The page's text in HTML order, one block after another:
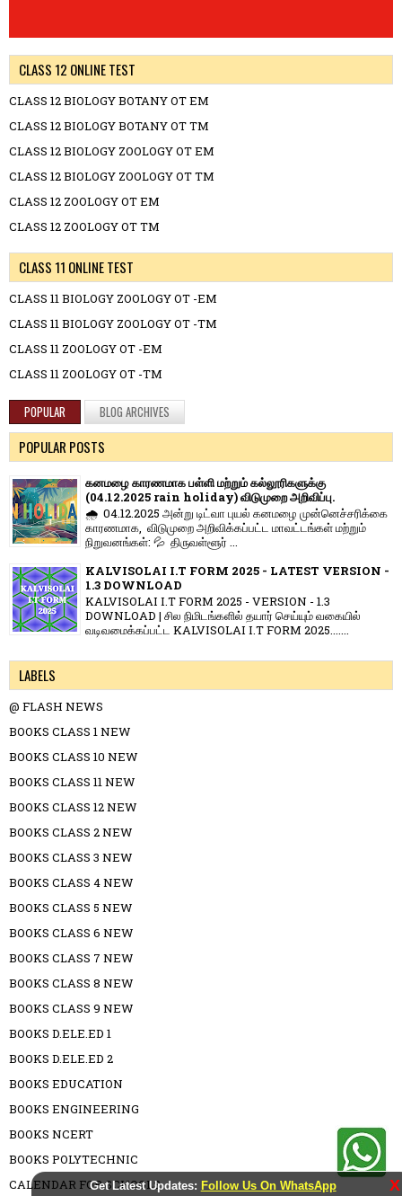
Get Latest Updates: Follow Us On WhatsApp X
CLASS 12 ONLINE TEST
CLASS 12 BIOLOGY BOTANY OT EM
CLASS 12 BIOLOGY BOTANY OT TM
CLASS 12 BIOLOGY ZOOLOGY OT EM
CLASS 12 BIOLOGY ZOOLOGY OT TM
CLASS 12 ZOOLOGY OT EM
CLASS 12 ZOOLOGY OT TM
CLASS 11 ONLINE TEST
CLASS 11 BIOLOGY ZOOLOGY OT -EM
CLASS 11 BIOLOGY ZOOLOGY OT -TM
CLASS 11 ZOOLOGY OT -EM
CLASS 11 ZOOLOGY OT -TM
POPULAR BLOG ARCHIVES
POPULAR POSTS
கனமழை காரணமாக பள்ளி மற்றும் கல்லூரிகளுக்கு
(04.12.2025 rain holiday) விடுமுறை அறிவிப்பு.
🌧️ 04.12.2025 அன்று டிட்வா புயல் கனமழை முன்னெச்சரிக்கை
காரணமாக, விடுமுறை அறிவிக்கப்பட்ட மாவட்டங்கள் மற்றும்
நிறுவனங்கள்: 💦 திருவள்ளூர் ...
KALVISOLAI I.T FORM 2025 - LATEST VERSION -
1.3 DOWNLOAD
KALVISOLAI I.T FORM 2025 - VERSION - 1.3
DOWNLOAD | சில நிமிடங்களில் தயார் செய்யும் வகையில்
வடிவமைக்கப்பட்ட KALVISOLAI I.T FORM 2025.......
LABELS
@ FLASH NEWS
BOOKS CLASS 1 NEW
BOOKS CLASS 10 NEW
BOOKS CLASS 11 NEW
BOOKS CLASS 12 NEW
BOOKS CLASS 2 NEW
BOOKS CLASS 3 NEW
BOOKS CLASS 4 NEW
BOOKS CLASS 5 NEW
BOOKS CLASS 6 NEW
BOOKS CLASS 7 NEW
BOOKS CLASS 8 NEW
BOOKS CLASS 9 NEW
BOOKS D.ELE.ED 1
BOOKS D.ELE.ED 2
BOOKS EDUCATION
BOOKS ENGINEERING
BOOKS NCERT
BOOKS POLYTECHNIC
CALENDAR FOR SCHOOLS